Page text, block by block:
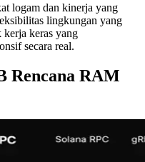
logam dan kinerja yang
lingkungan yang
kerja keras yang
secara real.
Rencana RAM